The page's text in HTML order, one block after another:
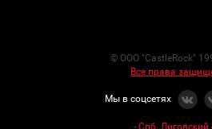
© ООО "CastleRock"
Все права
Мы в соцсетях
- Спб. Лиговский